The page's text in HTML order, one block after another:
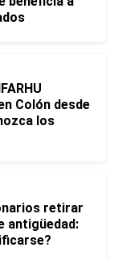
Colón desde
los
retirar
antigüedad: